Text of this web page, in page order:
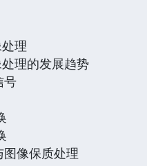
理
理的发展趋势
号
像保质处理